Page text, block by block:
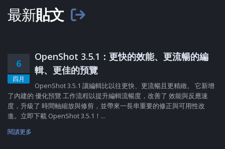
最新貼文
6
四月
OpenShot 3.5.1：更快的效能、更流暢的編
輯、更佳的預覽
OpenShot 3.5.1 讓編輯比以往更快、更流暢且更精緻。 它新增
了內建的 優化預覽 工作流程以提升編輯流暢度，改善了 效能與反應速
度，升級了 時間軸縮放與修剪，並帶來一長串重要的修正與可用性改
進。立即下載 OpenShot 3.5.1！...
閱讀更多